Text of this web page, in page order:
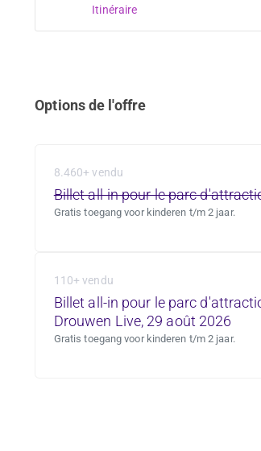
Itinéraire
Options de l'offre
8.460+ vendu
Billet all-in pour le parc
Gratis toegang voor kinderen t/m 2 jaar.
110+ vendu
Billet all-in pour le parc
Drouwen Live, 29 août 2026
Gratis toegang voor kinderen t/m 2 jaar.